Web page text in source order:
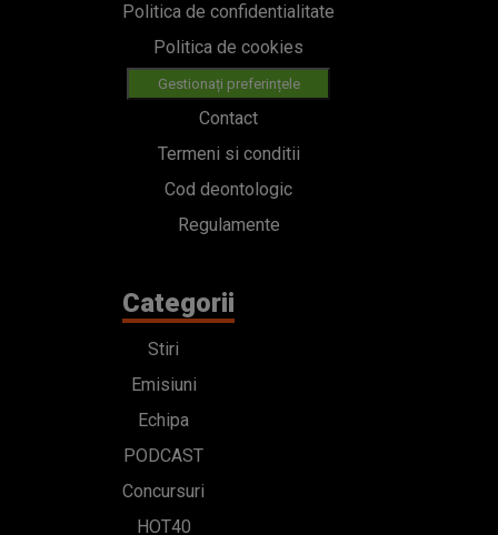
Politica de confidentialitate
Politica de cookies
Gestionați preferințele
Contact
Termeni si conditii
Cod deontologic
Regulamente
Categorii
Stiri
Emisiuni
Echipa
PODCAST
Concursuri
HOT40